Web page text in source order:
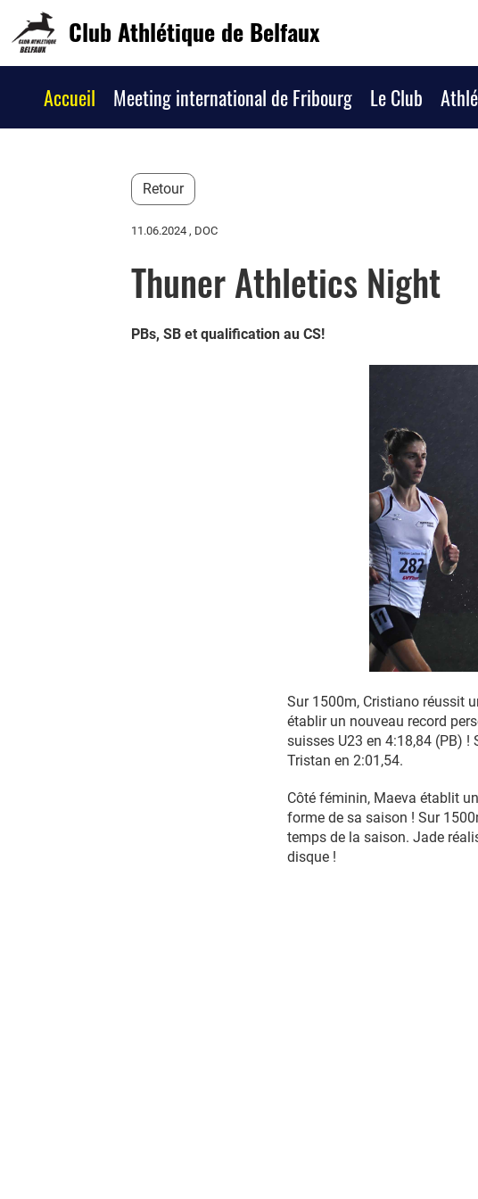
Club Athlétique de Belfaux
Accueil Meeting international de Fribourg Le Club
Retour
11.06.2024 , DOC
Thuner Athletics Night
PBs, SB et qualification au CS!
Sur 1500m, Cristiano réussit
établir un nouveau record
suisses U23 en 4:18,84 (PB) !
Tristan en 2:01,54.
Côté féminin, Maeva établit
forme de sa saison ! Sur
temps de la saison. Jade
disque !